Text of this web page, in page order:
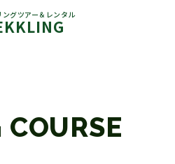
ングツアー＆レンタル